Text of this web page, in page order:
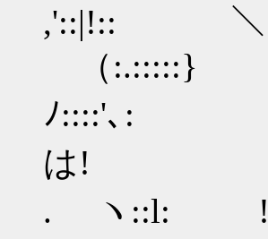
,'::|!:: ＼
（:.:::::}
ﾉ::::'､: ',故
は!
. ヽ::l: